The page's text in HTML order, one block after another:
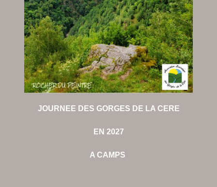
JOURNEE DES GORGES DE LA CERE
EN 2027
A CAMPS